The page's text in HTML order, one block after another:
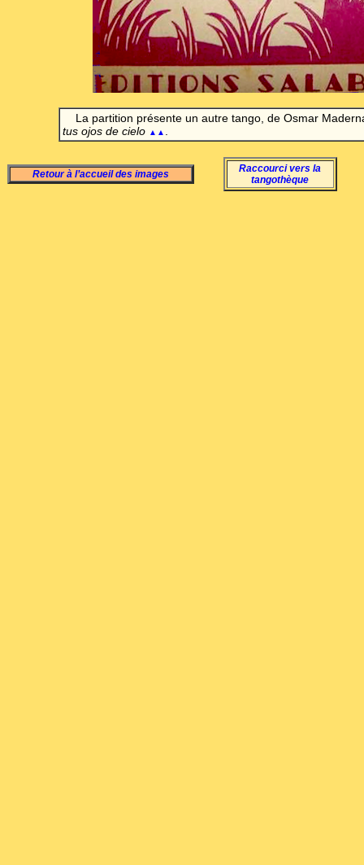
La partition présente un autre tango, de Osmar
tus ojos de cielo ▲▲
Retour à l’accueil des images
Raccourci vers la
tangothèque